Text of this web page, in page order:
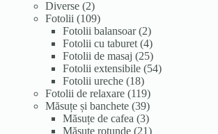
Diverse 22
produse
Fotolii 109109
produse
Fotolii balansoar 22
produse
Fotolii cu taburet 44
produse
Fotolii de masaj 2525
de
Fotolii extensibile 5454
Fotolii ureche 1818
produse
Fotolii de relaxare 119119
produse
Măsuțe și banchete 3939
de
produse
Măsuțe de cafea 33
produse
Măsuțe rotunde 2121